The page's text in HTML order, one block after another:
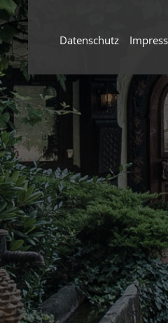
Datenschutz